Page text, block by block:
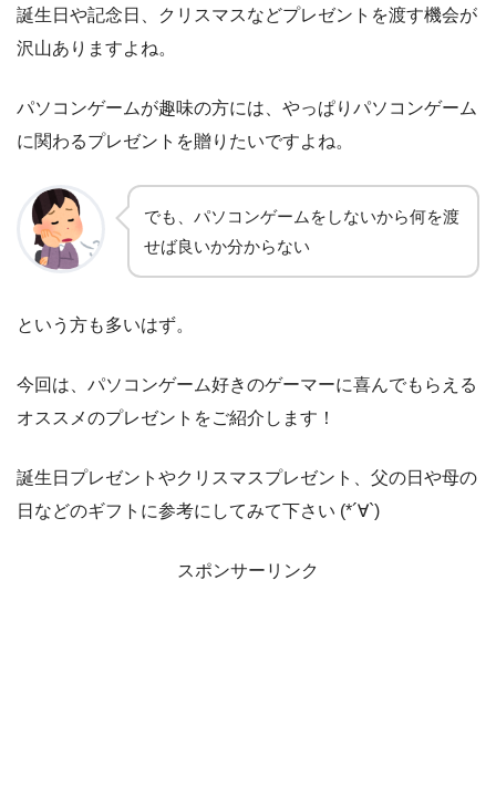
誕生日や記念日、クリスマスなどプレゼントを渡す機会が
沢山ありますよね。
パソコンゲームが趣味の方には、やっぱりパソコンゲーム
に関わるプレゼントを贈りたいですよね。
でも、パソコンゲームをしないから何を渡
せば良いか分からない
という方も多いはず。
今回は、パソコンゲーム好きのゲーマーに喜んでもらえる
オススメのプレゼントをご紹介します！
誕生日プレゼントやクリスマスプレゼント、父の日や母の
日などのギフトに参考にしてみて下さい (*´∀`)
スポンサーリンク